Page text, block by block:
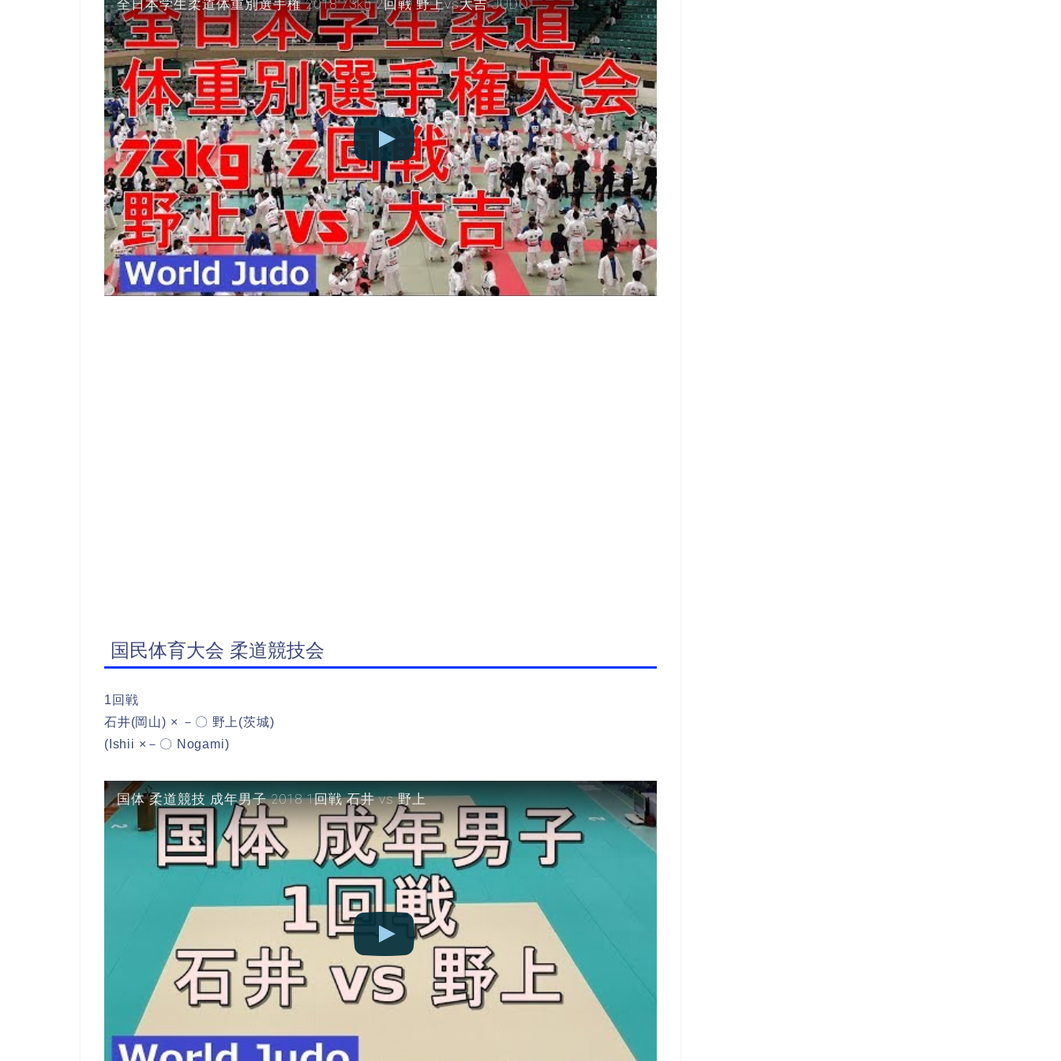
全日本学生柔道体重別選手権 2018 73kg 2回戦 野上vs大吉 JUDO
国民体育大会 柔道競技会
1回戦
石井(岡山) × －〇 野上(茨城)
(Ishii ×－〇 Nogami)
国体 柔道競技 成年男子 2018 1回戦 石井 vs 野上